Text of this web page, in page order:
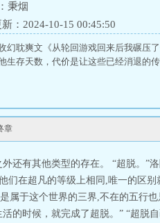
秉烟
：2024-10-15 00:45:50
幻耽爽文《从轮回游戏回来后我碾压
生存天数，代价是让这些已经消退的
章
还有其他类型的存在。 “超脱。”
们在超凡的等级上相同,唯一的区
属于这个世界的三界,不在的五行
的时候，就完成了超脱。” “超脱